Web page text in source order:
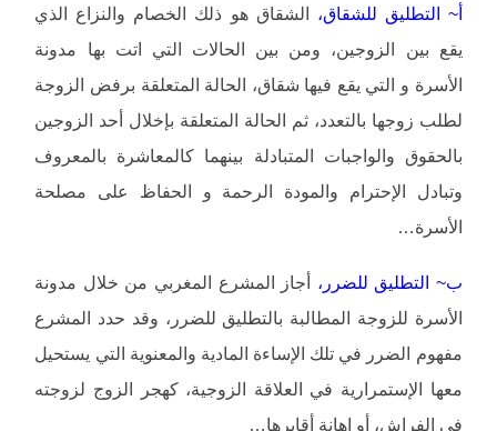
أ~ التطليق للشقاق، الشقاق هو ذلك الخصام والنزاع الذي
يقع بين الزوجين، ومن بين الحالات التي اتت بها مدونة
الأسرة و التي يقع فيها شقاق، الحالة المتعلقة برفض الزوجة
لطلب زوجها بالتعدد، ثم الحالة المتعلقة بإخلال أحد الزوجين
بالحقوق والواجبات المتبادلة بينهما كالمعاشرة بالمعروف
وتبادل الإحترام والمودة الرحمة و الحفاظ على مصلحة
الأسرة…
ب~ التطليق للضرر، أجاز المشرع المغربي من خلال مدونة
الأسرة للزوجة المطالبة بالتطليق للضرر، وقد حدد المشرع
مفهوم الضرر في تلك الإساءة المادية والمعنوية التي يستحيل
معها الإستمرارية في العلاقة الزوجية، كهجر الزوج لزوجته
في الفراش، أو إهانة أقابرها…